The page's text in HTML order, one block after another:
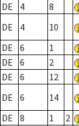
DE
4 8
DE
4 10
DE
6 1
DE
6 2
DE
6 12
DE
6 14
DE
8 1 2